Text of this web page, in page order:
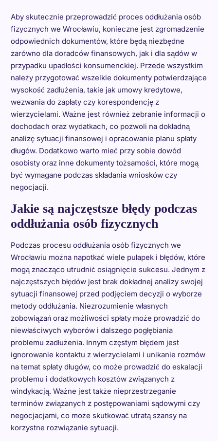
Aby skutecznie przeprowadzić proces oddłużania osób
fizycznych we Wrocławiu, konieczne jest zgromadzenie
odpowiednich dokumentów, które będą niezbędne
zarówno dla doradców finansowych, jak i dla sądów w
przypadku upadłości konsumenckiej. Przede wszystkim
należy przygotować wszelkie dokumenty potwierdzające
wysokość zadłużenia, takie jak umowy kredytowe,
wezwania do zapłaty czy korespondencję z
wierzycielami. Ważne jest również zebranie informacji o
dochodach oraz wydatkach, co pozwoli na dokładną
analizę sytuacji finansowej i opracowanie planu spłaty
długów. Dodatkowo warto mieć przy sobie dowód
osobisty oraz inne dokumenty tożsamości, które mogą
być wymagane podczas składania wniosków czy
negocjacji.
Jakie są najczęstsze błędy podczas
oddłużania osób fizycznych
Podczas procesu oddłużania osób fizycznych we
Wrocławiu można napotkać wiele pułapek i błędów, które
mogą znacząco utrudnić osiągnięcie sukcesu. Jednym z
najczęstszych błędów jest brak dokładnej analizy swojej
sytuacji finansowej przed podjęciem decyzji o wyborze
metody oddłużania. Niezrozumienie własnych
zobowiązań oraz możliwości spłaty może prowadzić do
niewłaściwych wyborów i dalszego pogłębiania
problemu zadłużenia. Innym częstym błędem jest
ignorowanie kontaktu z wierzycielami i unikanie rozmów
na temat spłaty długów, co może prowadzić do eskalacji
problemu i dodatkowych kosztów związanych z
windykacją. Ważne jest także nieprzestrzeganie
terminów związanych z postępowaniami sądowymi czy
negocjacjami, co może skutkować utratą szansy na
korzystne rozwiązanie sytuacji.